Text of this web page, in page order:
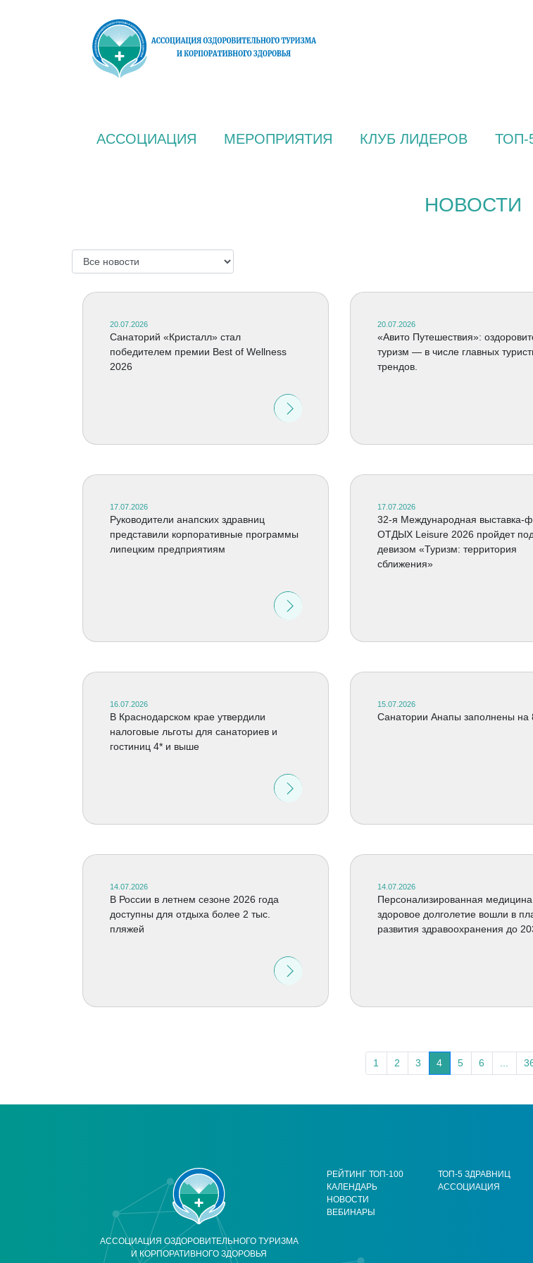
АССОЦИАЦИЯ МЕРОПРИЯТИЯ КЛУБ ЛИДЕРОВ ТОП-
НОВОСТИ
20.07.2026
Cанаторий «Кристалл» стал
победителем премии Best of Wellness
2026
20.07.2026
«Авито Путешествия»:
туризм — в числе главных
трендов.
17.07.2026
Руководители анапских здравниц
представили корпоративные программы
липецким предприятиям
17.07.2026
32-я Международная выставка-
ОТДЫХ Leisure 2026 пройдет под
девизом «Туризм: территория
сближения»
16.07.2026
В Краснодарском крае утвердили
налоговые льготы для санаториев и
гостиниц 4* и выше
15.07.2026
Санатории Анапы заполнены на
14.07.2026
В России в летнем сезоне 2026 года
доступны для отдыха более 2 тыс.
пляжей
14.07.2026
Персонализированная
здоровое долголетие вошли в
развития здравоохранения до
1 2 3 4 5 6
АССОЦИАЦИЯ ОЗДОРОВИТЕЛЬНОГО ТУРИЗМА
И КОРПОРАТИВНОГО ЗДОРОВЬЯ
РЕЙТИНГ ТОП-100
КАЛЕНДАРЬ
НОВОСТИ
ВЕБИНАРЫ
ТОП-5 ЗДРАВНИЦ
АССОЦИАЦИЯ